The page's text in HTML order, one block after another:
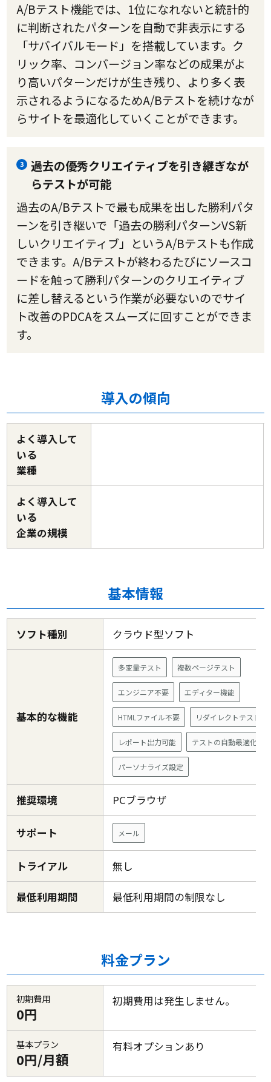
A/Bテスト機能では、1位になれないと統計的
に判断されたパターンを自動で非表示にする
「サバイバルモード」を搭載しています。ク
リック率、コンバージョン率などの成果がよ
り高いパターンだけが生き残り、より多く表
示されるようになるためA/Bテストを続けなが
らサイトを最適化していくことができます。
3
過去の優秀クリエイティブを引き継ぎなが
らテストが可能
過去のA/Bテストで最も成果を出した勝利パタ
ーンを引き継いで「過去の勝利パターンVS新
しいクリエイティブ」というA/Bテストも作成
できます。A/Bテストが終わるたびにソースコ
ードを触って勝利パターンのクリエイティブ
に差し替えるという作業が必要ないのでサイ
ト改善のPDCAをスムーズに回すことができま
す。
導入の傾向
よく導入して
いる
業種
よく導入して
いる
企業の規模
基本情報
ソフト種別 クラウド型ソフト
基本的な機能
多変量テスト 複数ページテスト
エンジニア不要 エディター機能
HTMLファイル不要 リダイレクトテスト
レポート出力可能 テストの自動最適化
パーソナライズ設定
推奨環境 PCブラウザ
サポート メール
トライアル 無し
最低利用期間 最低利用期間の制限なし
料金プラン
初期費用
0円
初期費用は発生しません。
基本プラン
0円/月額
有料オプションあり